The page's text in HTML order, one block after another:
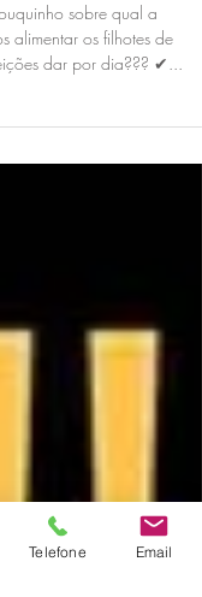
dar ao
sobre qual a
alimentar os filhotes de
Telefone Email